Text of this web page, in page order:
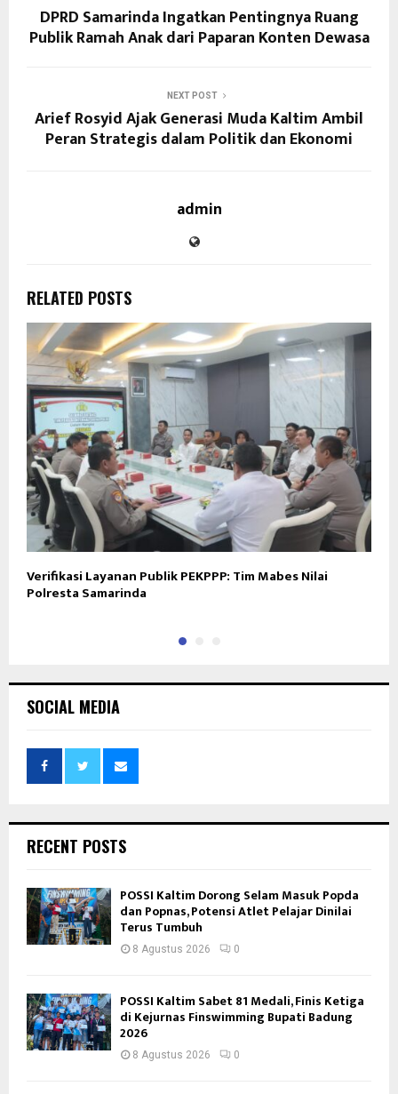
DPRD Samarinda Ingatkan Pentingnya Ruang
Publik Ramah Anak dari Paparan Konten Dewasa
NEXT POST
Arief Rosyid Ajak Generasi Muda Kaltim Ambil
Peran Strategis dalam Politik dan Ekonomi
admin
RELATED POSTS
Verifikasi Layanan Publik PEKPPP: Tim Mabes Nilai
Polresta Samarinda
SOCIAL MEDIA
RECENT POSTS
POSSI Kaltim Dorong Selam Masuk Popda
dan Popnas, Potensi Atlet Pelajar Dinilai
Terus Tumbuh
8 Agustus 2026 0
POSSI Kaltim Sabet 81 Medali, Finis Ketiga
di Kejurnas Finswimming Bupati Badung
2026
8 Agustus 2026 0